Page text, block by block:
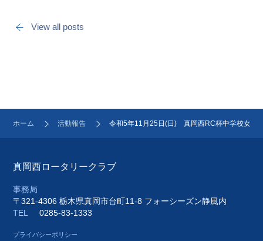
View all posts
ホーム 活動報告 令和5年11月25日(日) 真岡西RC杯中学校女子
真岡西ロータリークラブ
事務局
〒321-4306 栃木県真岡市台町11-8 フォーシーズン静風内
TEL
0285-83-1333
プライバシーポリシー